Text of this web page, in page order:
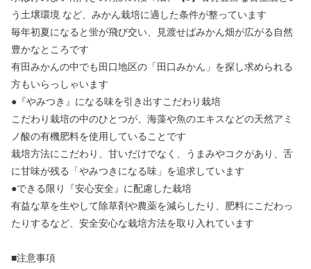
う土壌環境 など、みかん栽培に適した条件が整っています
毎年初夏になると蛍が飛び交い、見渡せばみかん畑が広がる自然
豊かなところです
有田みかんの中でも田口地区の「田口みかん」を探し求められる
方もいらっしゃいます
●『やみつき』になる味を引き出すこだわり栽培
こだわり栽培の中のひとつが、海藻や魚のエキスなどの天然アミ
ノ酸の有機肥料を使用していることです
栽培方法にこだわり、甘いだけでなく、うまみやコクがあり、舌
に甘味が残る「やみつきになる味」を追求しています
●できる限り『安心安全』に配慮した栽培
有益な草を生やして除草剤や農薬を減らしたり、肥料にこだわっ
たりするなど、安全安心な栽培方法を取り入れています
■注意事項